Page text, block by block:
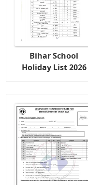
Bihar School
Holiday List 2026